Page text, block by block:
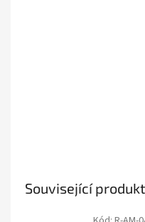
Související